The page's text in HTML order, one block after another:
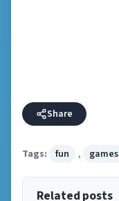
Share
Tags: fun , games
Related posts